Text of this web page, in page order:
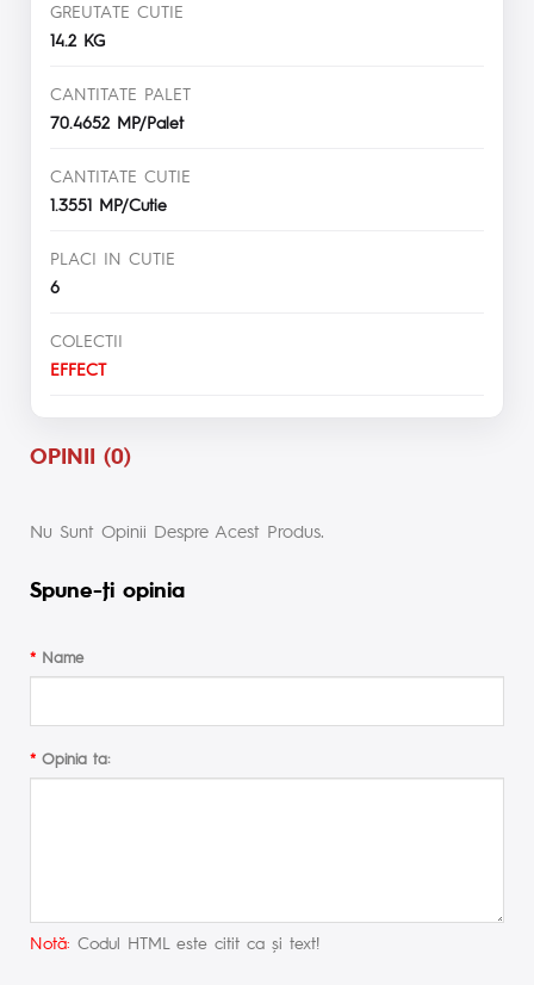
GREUTATE CUTIE
14.2 KG
CANTITATE PALET
70.4652 MP/Palet
CANTITATE CUTIE
1.3551 MP/Cutie
PLACI IN CUTIE
6
COLECTII
EFFECT
OPINII (0)
Nu Sunt Opinii Despre Acest Produs.
Spune-ţi opinia
Name
Opinia ta:
Notă: Codul HTML este citit ca şi text!